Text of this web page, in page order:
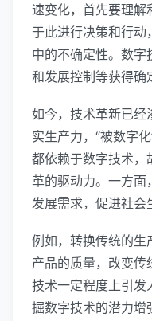
速变化，首先要理解
于此进行决策和行
中的不确定性。数字
和发展控制等获得确
如今，技术革新已经
实生产力，“被数字
都依赖于数字技术，
革的驱动力。一方面
发展需求，促进社会
例如，转换传统的生
产品的质量，改变传
技术一定程度上引发
掘数字技术的潜力增